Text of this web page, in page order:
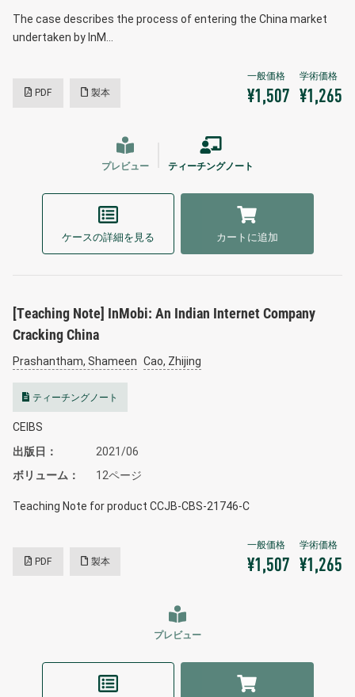
The case describes the process of entering the China market
undertaken by InM…
PDF 製本 ¥1,507 ¥1,265
プレビュー ティーチングノート
ケースの詳細を見る カートに追加
[Teaching Note] InMobi: An Indian Internet Company
Cracking China
Prashantham, Shameen Cao, Zhijing
ティーチングノート
CEIBS
出版日
2021/06
ボリューム
12ページ
Teaching Note for product CCJB-CBS-21746-C
PDF 製本 ¥1,507 ¥1,265
プレビュー